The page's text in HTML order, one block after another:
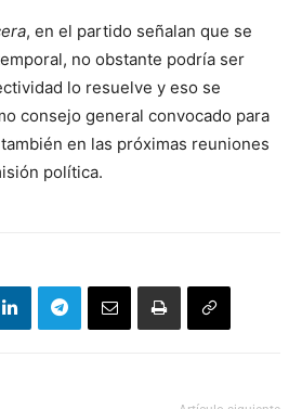
, en el partido señalan que se
no obstante podría ser
lo resuelve y eso se
consejo general convocado para
en las próximas reuniones
política.